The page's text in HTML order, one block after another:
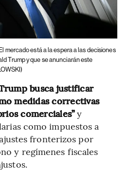
mercado está a la espera a las decisiones
Trump y que se anunciarán este
busca justificar
medidas correctivas
comerciales”y
como impuestos a
fronterizos por
y regímenes fiscales